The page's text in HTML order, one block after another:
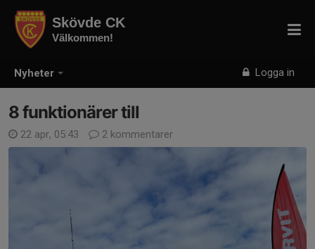
Nyheter Logga in
Skövde CK
Välkommen!
8 funktionärer till
22 apr, 05:43 2 kommentarer